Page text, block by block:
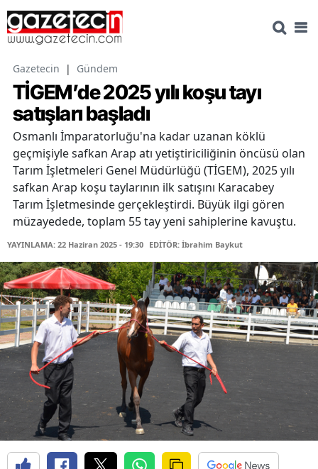
Gazetecin | Gündem
TİGEM’de 2025 yılı koşu tayı
satışları başladı
Osmanlı İmparatorluğu'na kadar uzanan köklü
geçmişiyle safkan Arap atı yetiştiriciliğinin öncüsü olan
Tarım İşletmeleri Genel Müdürlüğü (TİGEM), 2025 yılı
safkan Arap koşu taylarının ilk satışını Karacabey
Tarım İşletmesinde gerçekleştirdi. Büyük ilgi gören
müzayedede, toplam 55 tay yeni sahiplerine kavuştu.
YAYINLAMA: 22 Haziran 2025 - 19:30 EDİTÖR: İbrahim Baykut